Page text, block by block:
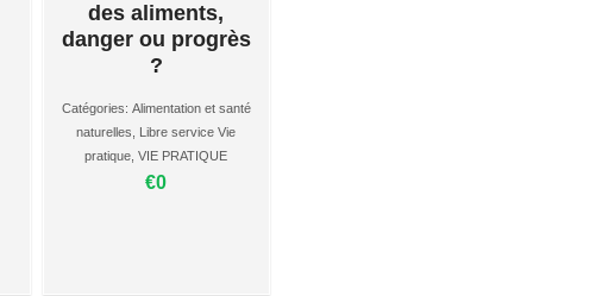
des aliments,
danger ou progrès
?
Catégories: Alimentation et santé
naturelles
Libre service Vie
pratique ,VIE PRATIQUE
€0